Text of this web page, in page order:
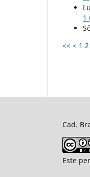
1
<< < 1 2
Cad.
Este